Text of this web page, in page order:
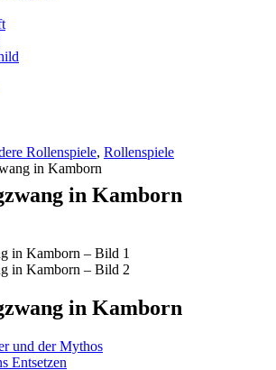
Rollenspiele, Rollenspiele
in Kamborn
in Kamborn
in Kamborn
und der Mythos
Entsetzen